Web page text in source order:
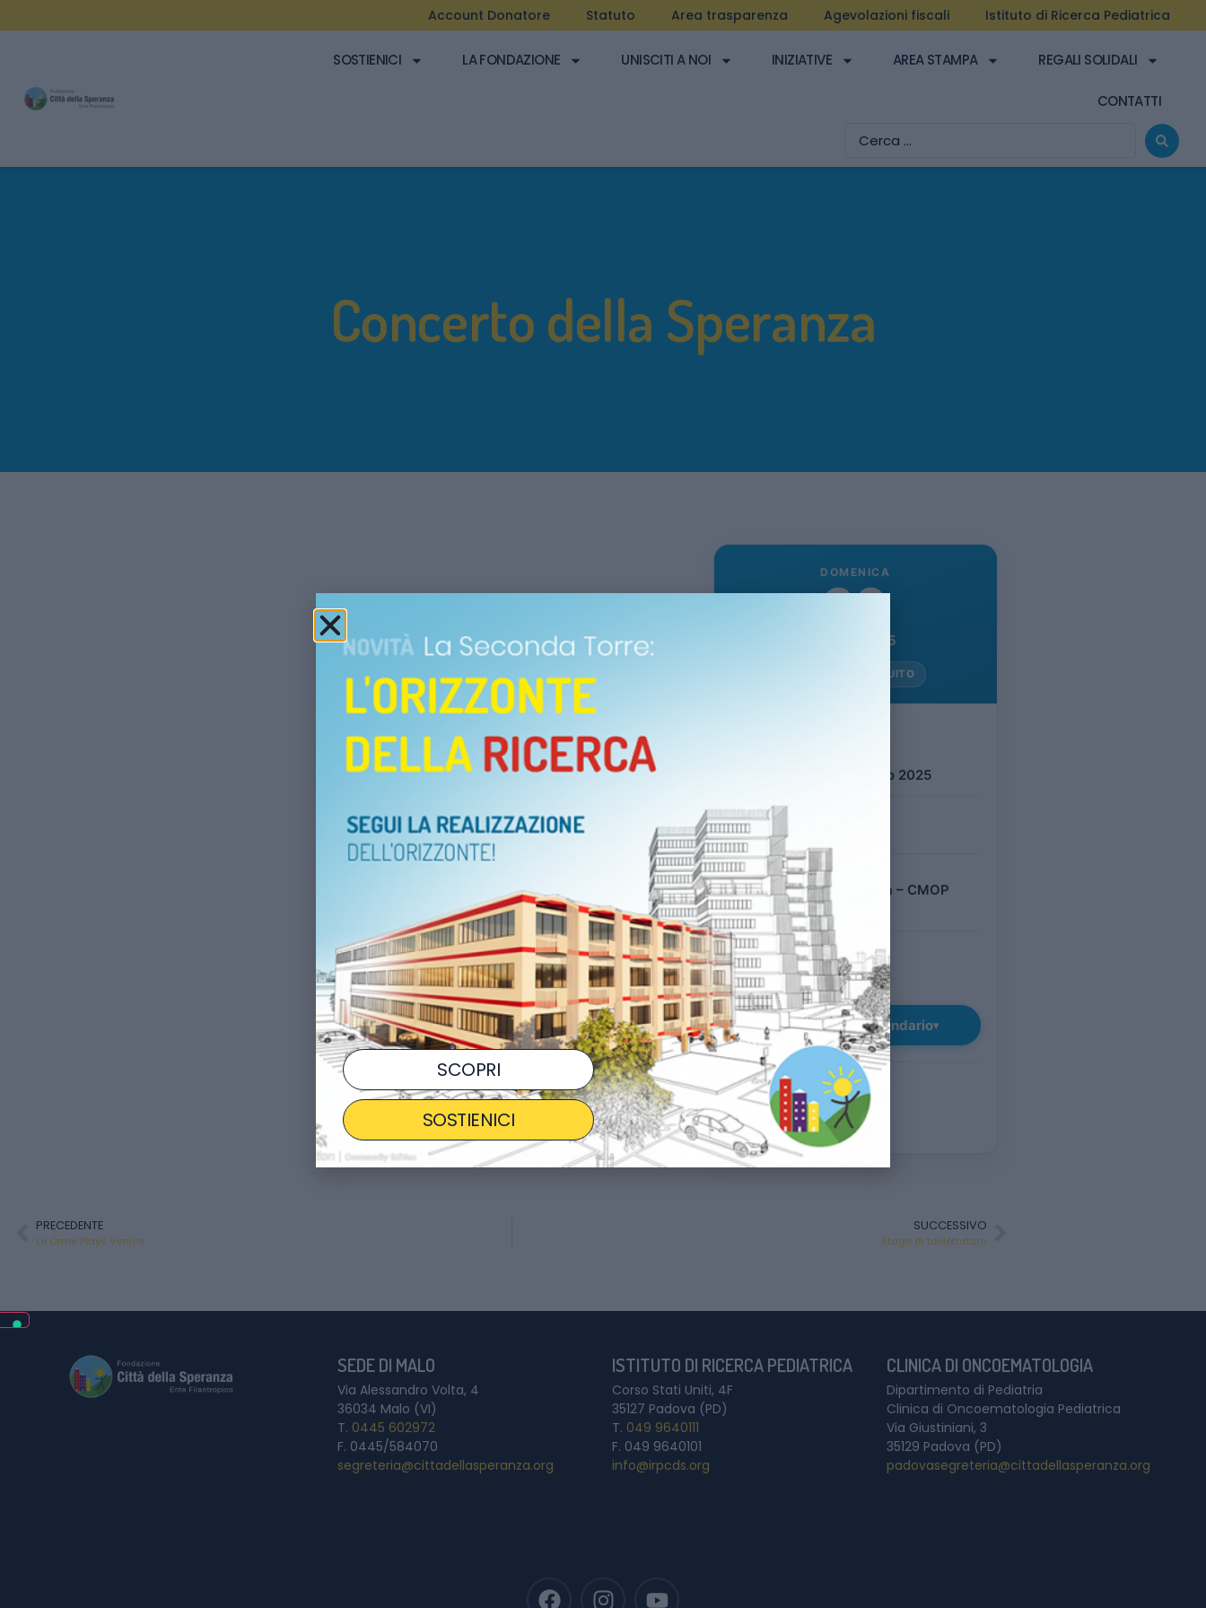
Account Donatore Statuto Area trasparenza Agevolazioni fiscali Istituto di Ricerca Pediatrica
SOSTIENICI LA FONDAZIONE UNISCITI A NOI INIZIATIVE AREA STAMPA REGALI SOLIDALI
CONTATTI
Concerto della Speranza
DOMENICA
30
Marzo 2025
INGRESSO GRATUITO
Domenica 30 Marzo 2025
ORARIO
Tutto il giorno
LUOGO
Bassano del Grappa – CMOP
Arena (VI)
COSTO
GRATUITO
Aggiungi al calendario▾
CONDIVIDI
PRECEDENTE
Le Orme Plays Venice
SUCCESSIVO
Stage di toelettatura
SEDE DI MALO
Via Alessandro Volta, 4
36034 Malo (VI)
T. 0445 602972
F. 0445/584070
segreteria@cittadellasperanza.org
ISTITUTO DI RICERCA PEDIATRICA
Corso Stati Uniti, 4F
35127 Padova (PD)
T. 049 9640111
F. 049 9640101
info@irpcds.org
CLINICA DI ONCOEMATOLOGIA
Dipartimento di Pediatria
Clinica di Oncoematologia Pediatrica
Via Giustiniani, 3
35129 Padova (PD)
padovasegreteria@cittadellasperanza.org
SCOPRI
SOSTIENICI